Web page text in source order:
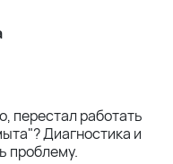
перестал работать
Диагностика и
проблему.